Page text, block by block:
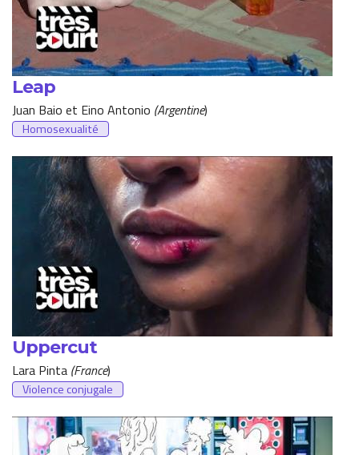
Leap
Juan Baio et Eino Antonio (Argentine)
Homosexualité
Uppercut
Lara Pinta (France)
Violence conjugale